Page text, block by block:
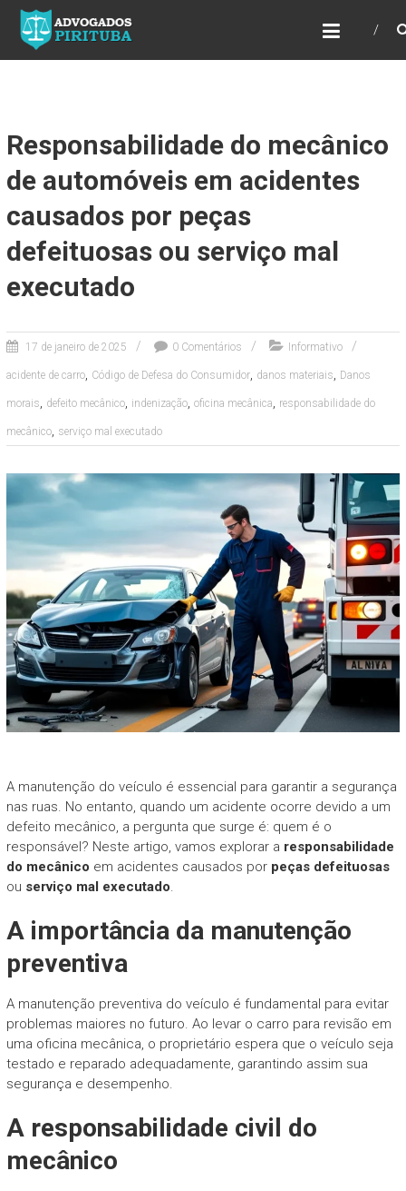
ADVOGADOS PIRITUBA
Precisando de advogado? Entre em contato!
Fazemos toda a assessoria que você
Responsabilidade do mecânico
de automóveis em acidentes
causados por peças
defeituosas ou serviço mal
executado
17 de janeiro de 2025 0 Comentários Informativo
acidente de carro, Código de Defesa do Consumidor, danos materiais, Danos
morais, defeito mecânico, indenização, oficina mecânica, responsabilidade do
mecânico, serviço mal executado
A manutenção do veículo é essencial para garantir a segurança
nas ruas. No entanto, quando um acidente ocorre devido a um
defeito mecânico, a pergunta que surge é: quem é o
responsável? Neste artigo, vamos explorar a responsabilidade
do mecânico em acidentes causados por peças defeituosas
ou serviço mal executado.
A importância da manutenção
preventiva
A manutenção preventiva do veículo é fundamental para evitar
problemas maiores no futuro. Ao levar o carro para revisão em
uma oficina mecânica, o proprietário espera que o veículo seja
testado e reparado adequadamente, garantindo assim sua
segurança e desempenho.
A responsabilidade civil do
mecânico